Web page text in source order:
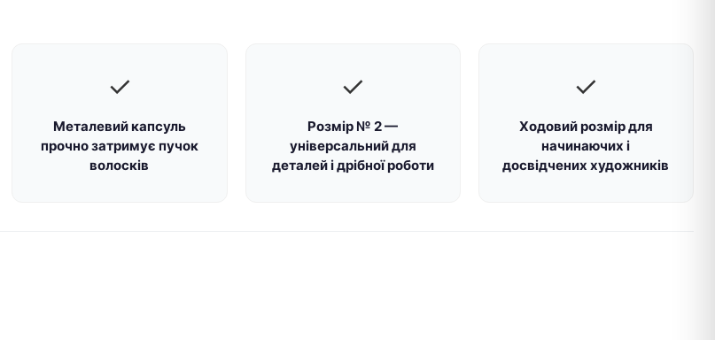
✓
Металевий капсуль
прочно затримує пучок
волосків
✓
Розмір № 2 —
універсальний для
деталей і дрібної роботи
✓
Ходовий розмір для
начинаючих і
досвідчених художників